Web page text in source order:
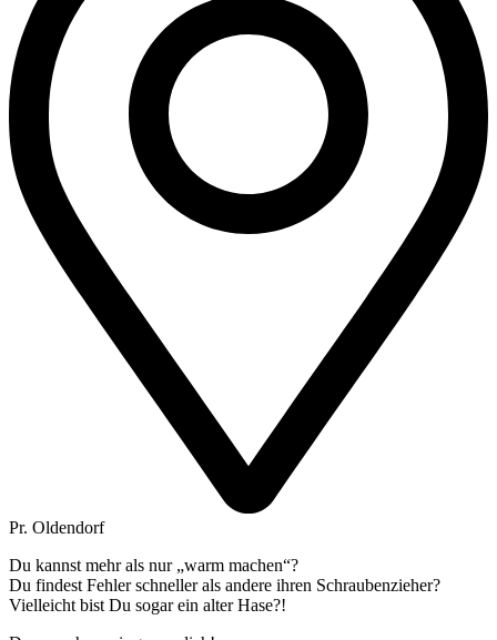
Pr. Oldendorf
Du kannst mehr als nur „warm machen“?
Du findest Fehler schneller als andere ihren Schraubenzieher?
Vielleicht bist Du sogar ein alter Hase?!